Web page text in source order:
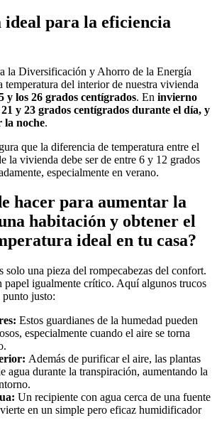
para la eficiencia
la Diversificación y Ahorro de la Energía
temperatura del interior de nuestra vivienda
y los 26 grados centígrados. En invierno
21 y 23 grados centígrados durante el día, y
la noche.
que la diferencia de temperatura entre el
la vivienda debe ser de entre 6 y 12 grados
especialmente en verano.
hacer para aumentar la
habitación y obtener el
ideal en tu casa?
solo una pieza del rompecabezas del confort.
papel igualmente crítico. Aquí algunos trucos
punto justo:
Estos guardianes de la humedad pueden
especialmente cuando el aire se torna
Además de purificar el aire, las plantas
agua durante la transpiración, aumentando la
Un recipiente con agua cerca de una fuente
en un simple pero eficaz humidificador